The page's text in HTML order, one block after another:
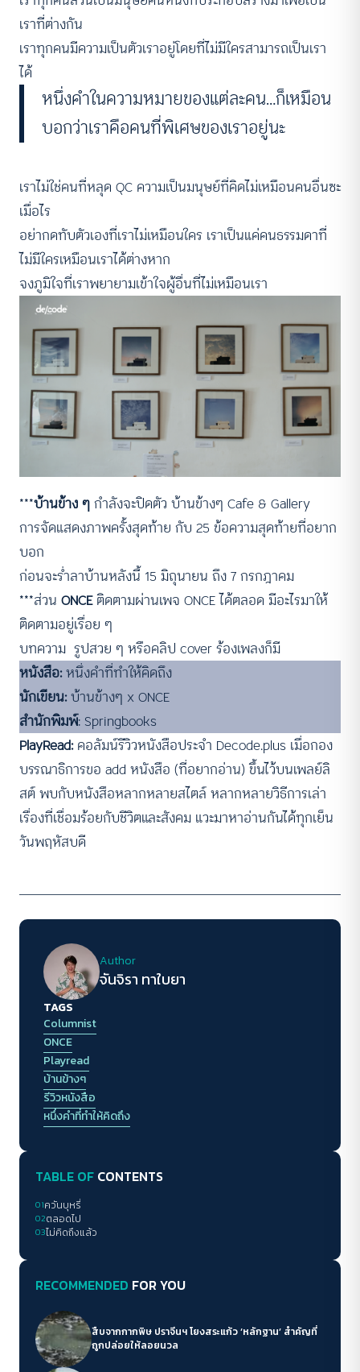
เราที่ต่างกัน
เราทุกคนมีความเป็นตัวเราอยู่โดยที่ไม่มีใครสามารถเป็นเรา
ได้
หนึ่งคำในความหมายของแต่ละคน…ก็เหมือน
บอกว่าเราคือคนที่พิเศษของเราอยู่นะ
เราไม่ใช่คนที่หลุด QC ความเป็นมนุษย์ที่คิดไม่เหมือนคนอื่นซะ
เมื่อไร
อย่ากดทับตัวเองที่เราไม่เหมือนใคร เราเป็นแค่คนธรรมดาที่
ไม่มีใครเหมือนเราได้ต่างหาก
จงภูมิใจที่เราพยายามเข้าใจผู้อื่นที่ไม่เหมือนเรา
***บ้านข้าง ๆกำลังจะปิดตัว บ้านข้างๆ Cafe & Gallery
การจัดแสดงภาพครั้งสุดท้าย กับ 25 ข้อความสุดท้ายที่อยาก
บอก
ก่อนจะร่ำลาบ้านหลังนี้ 15 มิถุนายน ถึง 7 กรกฎาคม
***ส่วน ONCEติดตามผ่านเพจ ONCE ได้ตลอด มีอะไรมาให้
ติดตามอยู่เรื่อย ๆ
บทความ รูปสวย ๆ หรือคลิป cover ร้องเพลงก็มี
หนังสือ:หนึ่งคำที่ทำให้คิดถึง
นักเขียน:บ้านข้างๆ x ONCE
สำนักพิมพ์: Springbooks
PlayRead:คอลัมน์รีวิวหนังสือประจำ Decode.plus เมื่อกอง
บรรณาธิการขอ add หนังสือ (ที่อยากอ่าน) ขึ้นไว้บนเพลย์ลิ
สต์ พบกับหนังสือหลากหลายสไตล์ หลากหลายวิธีการเล่า
เรื่องที่เชื่อมร้อยกับชีวิตและสังคม แวะมาหาอ่านกันได้ทุกเย็น
วันพฤหัสบดี
Author
จันจิรา ทาใบยา
TAGS
Columnist
ONCE
Playread
บ้านข้างๆ
รีวิวหนังสือ
หนึ่งคำที่ทำให้คิดถึง
TABLE OF CONTENTS
01ควันบุหรี่
02ตลอดไป
03ไม่คิดถึงแล้ว
RECOMMENDED FOR YOU
สืบจากกากพิษ ปราจีนฯ โยงสระแก้ว ‘หลักฐาน’ สำคัญที่
ถูกปล่อยให้ลอยนวล